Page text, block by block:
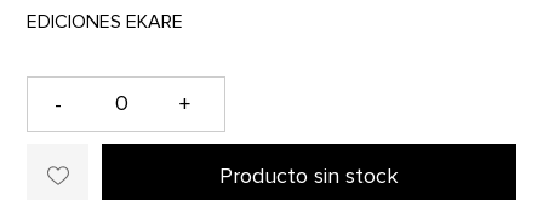
- +
Producto sin stock